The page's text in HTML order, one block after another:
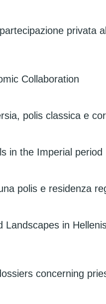
privata
Collaboration
polis classica e
in the Imperial period
polis e residenza
in
concerning